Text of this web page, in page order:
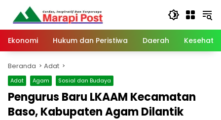
Langsung
konten
Ekonomi
Hukum dan Peristiwa Daerah
Beranda Adat
Adat Agam Sosial dan Budaya
Pengurus Baru LKAAM Kecamatan
Baso, Kabupaten Agam Dilantik